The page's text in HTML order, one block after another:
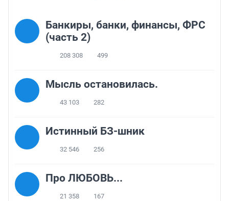
Банкиры, банки, финансы, ФРС
(часть 2)
208 308 499
Мысль остановилась.
43 103 282
Истинный БЗ-шник
32 546 256
Про ЛЮБОВЬ...
21 358 167